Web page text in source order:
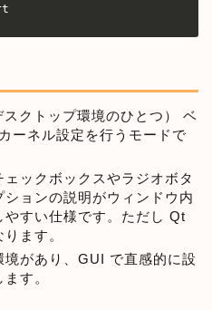
スクトップ環境のひとつ） ベ
ーネル設定を行うモードで
ェックボックスやラジオボタ
ョンの説明がウィンドウ内
やすい仕様です。ただし Qt
ます。
境があり、GUI で直感的に設
す。